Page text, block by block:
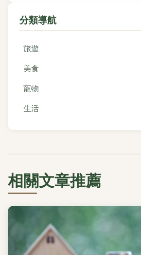
分類導航
旅遊
美食
寵物
生活
相關文章推薦